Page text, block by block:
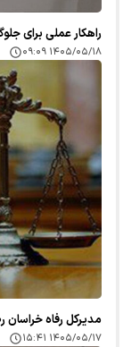
راهکار عملی برای
۱۴۰۵/۰۵/۱۸ ۰۹:۰۹
مدیرکل رفاه خراسان
۱۴۰۵/۰۵/۱۷ ۱۵:۴۱